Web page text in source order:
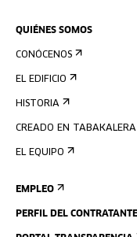
QUIÉNES SOMOS
CONÓCENOS
EL EDIFICIO
HISTORIA
CREADO EN TABAKALERA
EL EQUIPO
EMPLEO
PERFIL DEL CONTRATANTE